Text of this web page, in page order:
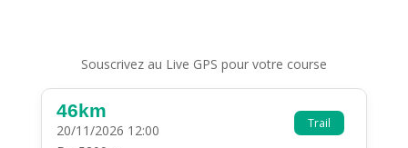
Souscrivez au Live GPS pour votre course
Trail
46km
20/11/2026 12:00